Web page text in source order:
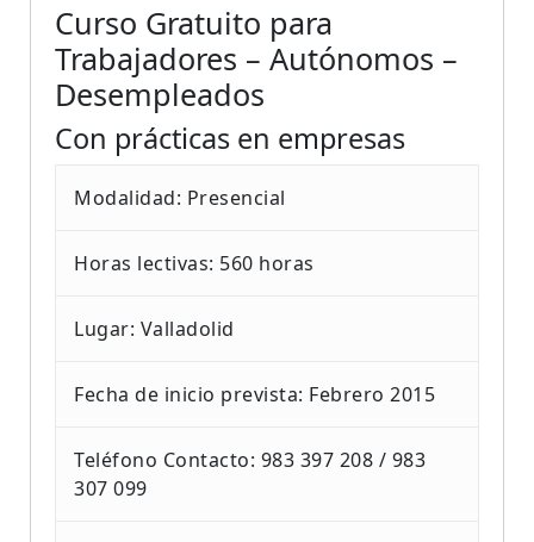
Curso Gratuito para
Trabajadores – Autónomos –
Desempleados
Con prácticas en empresas
Modalidad: Presencial
Horas lectivas: 560 horas
Lugar: Valladolid
Fecha de inicio prevista: Febrero 2015
Teléfono Contacto: 983 397 208 / 983
307 099